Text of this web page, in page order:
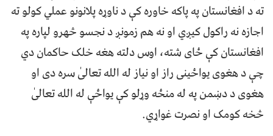
ته د افغانستان په پاکه خاوره کې د ناوړه پلانونو عملي کولو ته
اجازه نه راکول کیږي او نه هم زمونږ د نجسو څهرو لپاره په
افغانستان کې ځای شته، اوس دلته هغه خلک حاکمان دي
چې د هغوی یواځینی راز او نیاز له الله تعالیٰ سره دی او
هغوی د دښمن په له منځه وړلو کې یواځې له الله تعالیٰ
څخه کومک او نصرت غواړي.